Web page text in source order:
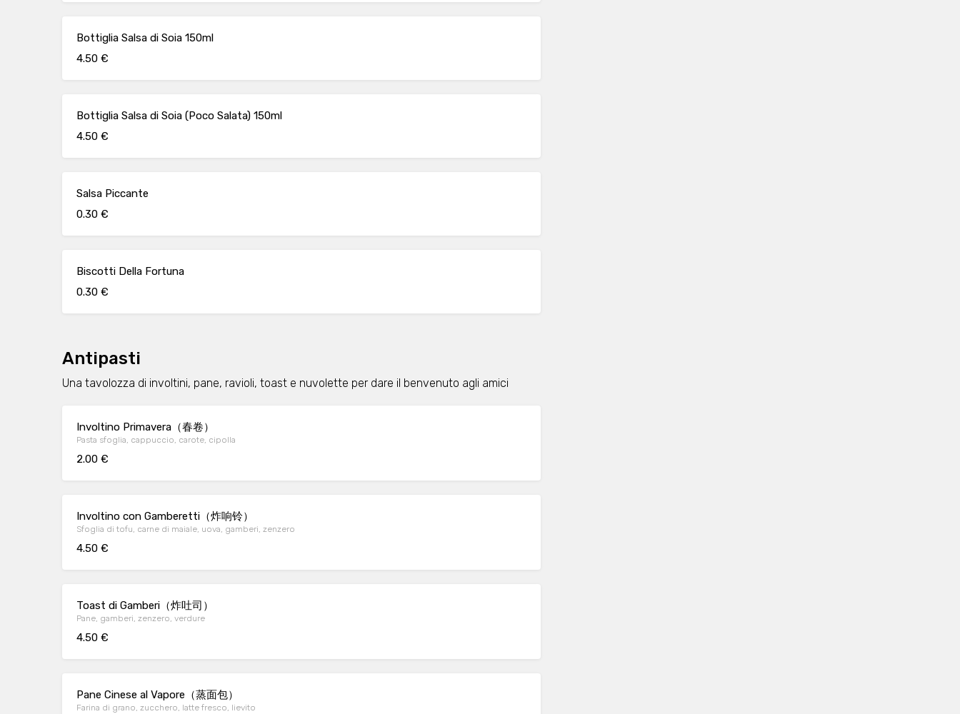
Bottiglia Salsa di Soia 150ml
4.50 €
Bottiglia Salsa di Soia (Poco Salata) 150ml
4.50 €
Salsa Piccante
0.30 €
Biscotti Della Fortuna
0.30 €
Antipasti
Una tavolozza di involtini, pane, ravioli, toast e nuvolette per dare il benvenuto agli amici
Involtino Primavera（春卷）
Pasta sfoglia, cappuccio, carote, cipolla
2.00 €
Involtino con Gamberetti（炸响铃）
Sfoglia di tofu, carne di maiale, uova, gamberi, zenzero
4.50 €
Toast di Gamberi（炸吐司）
Pane, gamberi, zenzero, verdure
4.50 €
Pane Cinese al Vapore（蒸面包）
Farina di grano, zucchero, latte fresco, lievito